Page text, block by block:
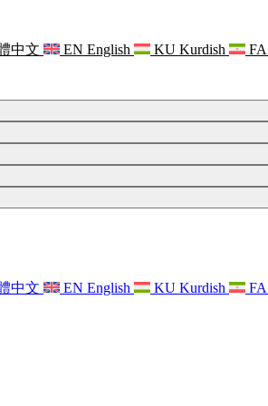
中文 EN English KU Kurdish FA
شرائط
حتمی رپورٹ
سوالات
کا عمل
نفسیاتی معاونت
اپڈیٹس
شرائط
تازہ ترین معلومات
کے لئے حوالہ کی شرائط
حتمی رپورٹ
مدد کی خدمت
بحران کی حمایت
ناٹنگھم
中文 EN English KU Kurdish FA